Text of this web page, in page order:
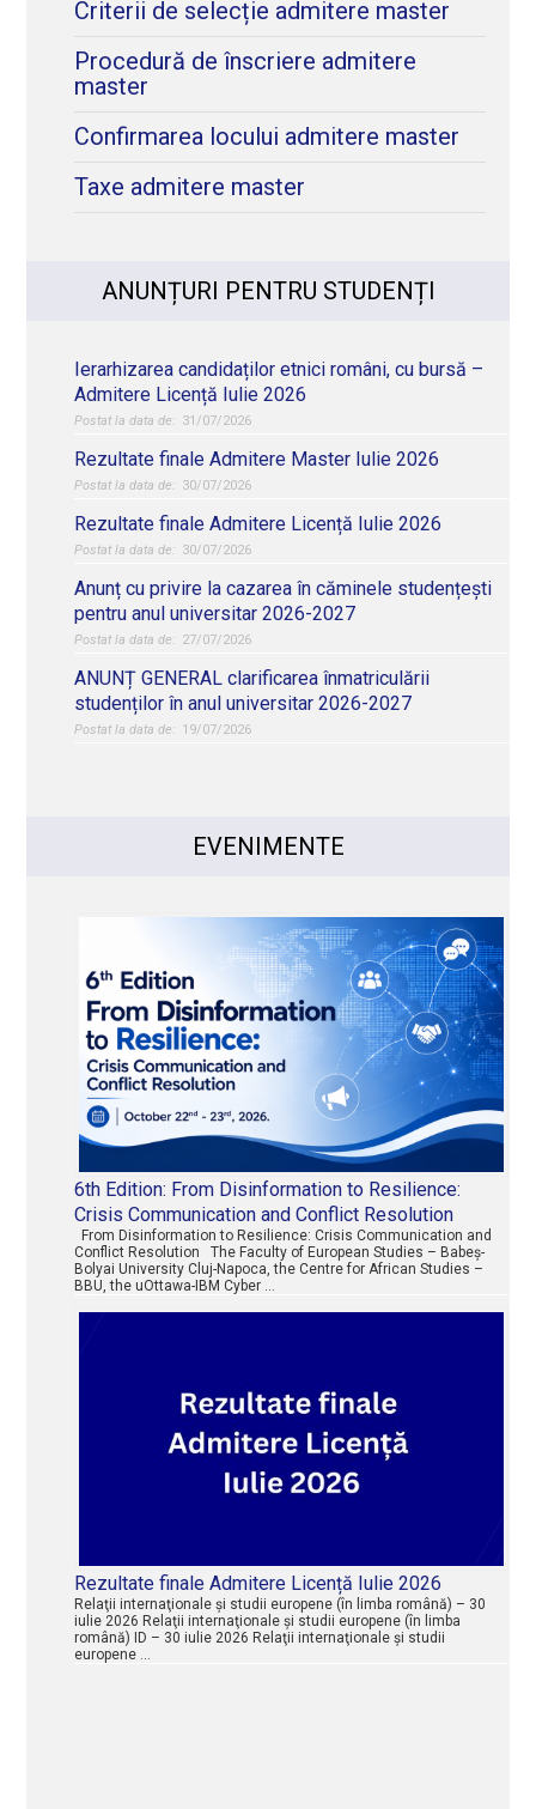
Criterii de selecție admitere master
Procedură de înscriere admitere
master
Confirmarea locului admitere master
Taxe admitere master
ANUNȚURI PENTRU STUDENȚI
Ierarhizarea candidaților etnici români, cu bursă –
Admitere Licență Iulie 2026
31/07/2026
Rezultate finale Admitere Master Iulie 2026
30/07/2026
Rezultate finale Admitere Licență Iulie 2026
30/07/2026
Anunț cu privire la cazarea în căminele studențești
pentru anul universitar 2026-2027
27/07/2026
ANUNȚ GENERAL clarificarea înmatriculării
studenților în anul universitar 2026-2027
19/07/2026
EVENIMENTE
6th Edition: From Disinformation to Resilience:
Crisis Communication and Conflict Resolution
From Disinformation to Resilience: Crisis Communication and
Conflict Resolution The Faculty of European Studies – Babeș-
Bolyai University Cluj-Napoca, the Centre for African Studies –
BBU, the uOttawa-IBM Cyber …
Rezultate finale Admitere Licență Iulie 2026
Relaţii internaţionale şi studii europene (în limba română) – 30
iulie 2026 Relaţii internaţionale şi studii europene (în limba
română) ID – 30 iulie 2026 Relaţii internaţionale şi studii
europene …